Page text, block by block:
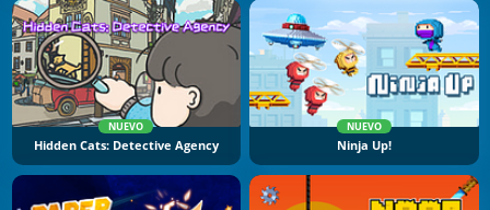
NUEVO
Hidden Cats: Detective Agency
NUEVO
Ninja Up!